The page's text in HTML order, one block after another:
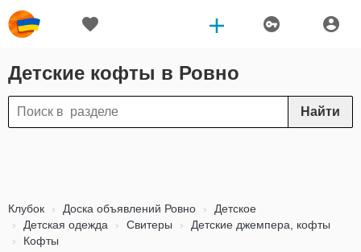
Детские кофты в Ровно
Найти
Клубок Доска объявлений Ровно
Детское
Детская одежда
Свитеры
Детские джемпера, кофты
Кофты